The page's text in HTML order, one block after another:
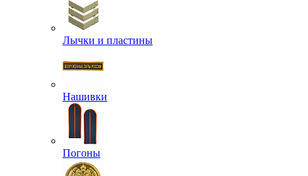
Лычки и пластины
Нашивки
Погоны